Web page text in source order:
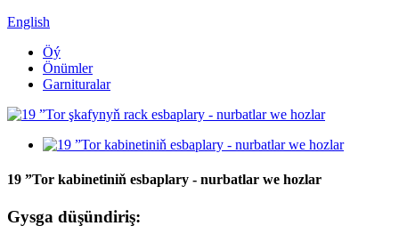
English
Öý
Önümler
Garnituralar
19 ”Tor kabinetiniň esbaplary - nurbatlar we hozlar
Gysga düşündiriş: